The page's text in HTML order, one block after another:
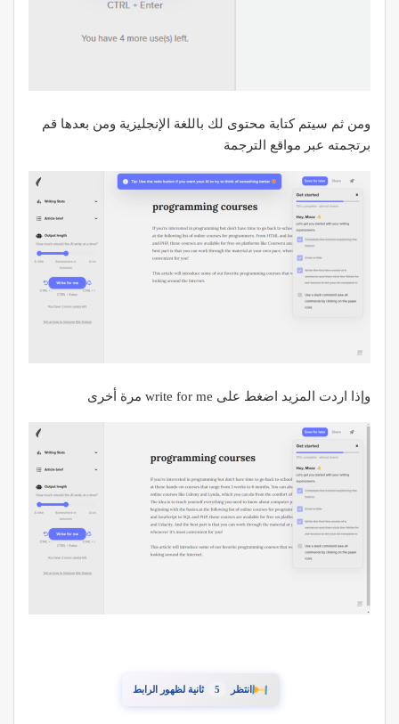
ومن ثم سيتم كتابة محتوى لك باللغة الإنجليزية ومن بعدها قم
برتجمته عبر مواقع الترجمة
وإذا اردت المزيد اضغط على write for me مرة أخرى
انتظر 4 ثانية لظهور الرابط